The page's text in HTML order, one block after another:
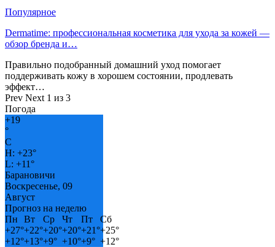
Популярное
Dermatime: профессиональная косметика для ухода за кожей —
обзор бренда и…
Правильно подобранный домашний уход помогает
поддерживать кожу в хорошем состоянии, продлевать
эффект…
Prev Next 1 из 3
Погода
+19
°
C
H: +23°
L: +11°
Барановичи
Воскресенье, 09
Август
Прогноз на неделю
Пн
Вт Ср Чт Пт
Сб
+27°+22°+20°+20°+21°+25°
+12°+13°+9° +10°+9° +12°